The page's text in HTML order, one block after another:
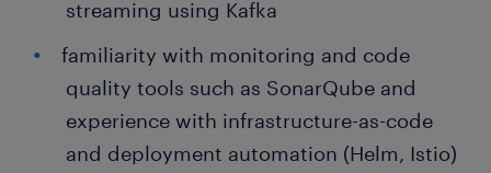
streaming using Kafka
familiarity with monitoring and code
quality tools such as SonarQube and
experience with infrastructure-as-code
and deployment automation (Helm, Istio)